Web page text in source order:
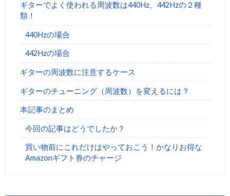
ギターでよく使われる周波数は440Hz、442Hzの２種
類！
440Hzの場合
442Hzの場合
ギターの周波数に注意するケース
ギターのチューニング（周波数）を変えるには？
本記事のまとめ
今回の記事はどうでしたか？
買い物前にこれだけはやっておこう！かなりお得な
Amazonギフト券のチャージ